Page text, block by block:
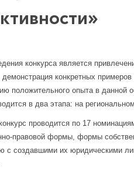
конкурса является
демонстрация конкретных
положительного опыта в данной
в два этапа: на
проводится по 17
правовой формы, формы
с создавшими их юридическими